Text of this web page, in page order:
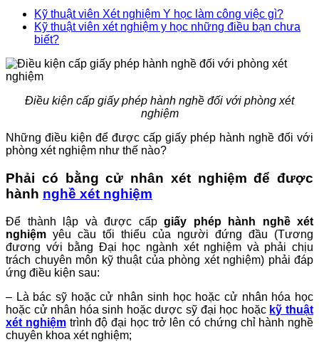
Kỹ thuật viên Xét nghiệm Y học làm công việc gì?
Kỹ thuật viên xét nghiệm y học những điều bạn chưa
biết?
Điều kiện cấp giấy phép hành nghề đối với phòng xét
nghiệm
Những điều kiện để được cấp giấy phép hành nghề đối với
phòng xét nghiệm như thế nào?
Phải có bằng cử nhân xét nghiệm để được
hành nghề xét nghiệm
Để thành lập và được cấp giấy phép hành nghề xét
nghiệm yêu cầu tối thiểu của người đứng đầu (Tương
đương với bằng Đại học ngành xét nghiệm và phải chịu
trách chuyên môn kỹ thuật của phòng xét nghiệm) phải đáp
ứng điều kiện sau:
– Là bác sỹ hoặc cử nhân sinh học hoặc cử nhân hóa học
hoặc cử nhân hóa sinh hoặc dược sỹ đại học hoặc kỹ thuật
xét nghiệmtrình độ đại học trở lên có chứng chỉ hành nghề
chuyên khoa xét nghiệm;